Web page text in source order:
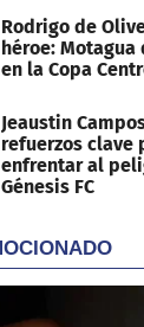
Rodrigo de
héroe: Motagua
en la Copa
Jeaustin
refuerzos clave
enfrentar al
Génesis FC